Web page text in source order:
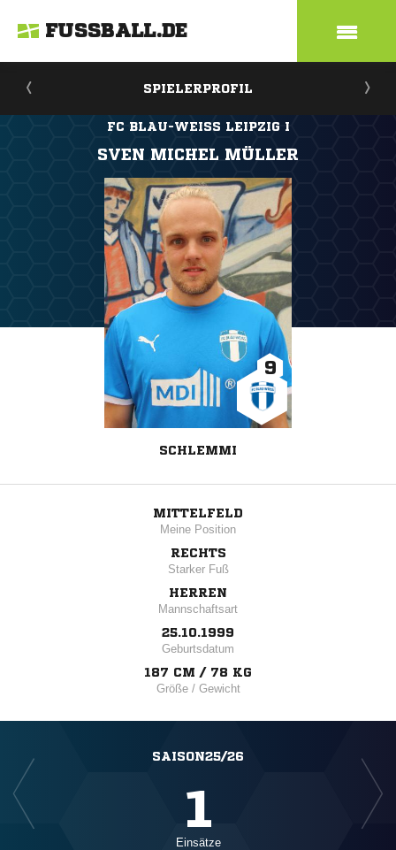
FUSSBALL.DE
SPIELERPROFIL
FC BLAU-WEISS LEIPZIG I
SVEN MICHEL MÜLLER
9
SCHLEMMI
MITTELFELD
Meine Position
RECHTS
Starker Fuß
HERREN
Mannschaftsart
25.10.1999
Geburtsdatum
187 CM / 78 KG
Größe / Gewicht
SAISON25/26
1
Einsätze